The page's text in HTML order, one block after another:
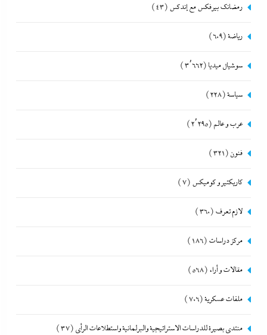
رمضانك بيرفكس مع إندكس (43)
رياضة(609)
سوشيال ميديا (3٬662)
سياسة(228)
عرب و عالم (2٬295)
فنون (321)
كاريكتير و كوميكس (7)
لازم تعرف (360)
مركز دراسات (186)
مقالات و أراء (568)
ملفات عسكرية(706)
منتدى بصيرة للدراسات الاستراتيجية والبرلمانية واستطلاعات الرأى (37)